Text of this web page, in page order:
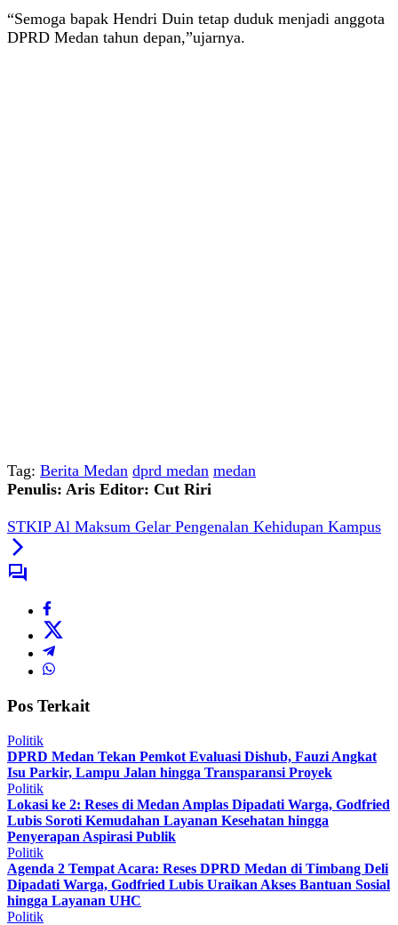
“Semoga bapak Hendri Duin tetap duduk menjadi anggota
DPRD Medan tahun depan,”ujarnya.
Tag: Berita Medan dprd medan medan
Penulis: Aris Editor: Cut Riri
STKIP Al Maksum Gelar Pengenalan Kehidupan Kampus
Pos Terkait
Politik
DPRD Medan Tekan Pemkot Evaluasi Dishub, Fauzi Angkat
Isu Parkir, Lampu Jalan hingga Transparansi Proyek
Politik
Lokasi ke 2: Reses di Medan Amplas Dipadati Warga, Godfried
Lubis Soroti Kemudahan Layanan Kesehatan hingga
Penyerapan Aspirasi Publik
Politik
Agenda 2 Tempat Acara: Reses DPRD Medan di Timbang Deli
Dipadati Warga, Godfried Lubis Uraikan Akses Bantuan Sosial
hingga Layanan UHC
Politik